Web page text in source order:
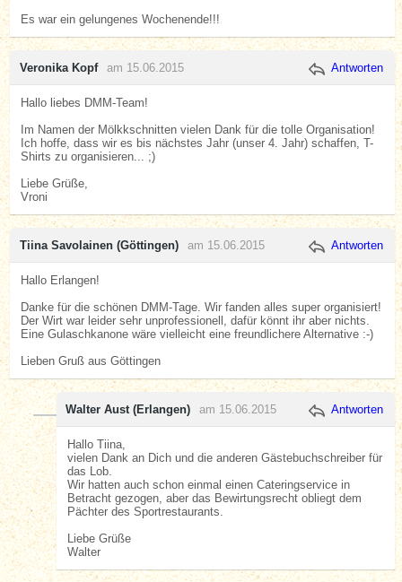
Es war ein gelungenes Wochenende!!!
Veronika Kopf am 15.06.2015 Antworten
Hallo liebes DMM-Team!
Im Namen der Mölkkschnitten vielen Dank für die tolle Organisation!
Ich hoffe, dass wir es bis nächstes Jahr (unser 4. Jahr) schaffen, T-
Shirts zu organisieren... ;)
Liebe Grüße,
Vroni
Tiina Savolainen (Göttingen) am 15.06.2015 Antworten
Hallo Erlangen!
Danke für die schönen DMM-Tage. Wir fanden alles super organisiert!
Der Wirt war leider sehr unprofessionell, dafür könnt ihr aber nichts.
Eine Gulaschkanone wäre vielleicht eine freundlichere Alternative :-)
Lieben Gruß aus Göttingen
Walter Aust (Erlangen) am 15.06.2015 Antworten
Hallo Tiina,
vielen Dank an Dich und die anderen Gästebuchschreiber für
das Lob.
Wir hatten auch schon einmal einen Cateringservice in
Betracht gezogen, aber das Bewirtungsrecht obliegt dem
Pächter des Sportrestaurants.
Liebe Grüße
Walter